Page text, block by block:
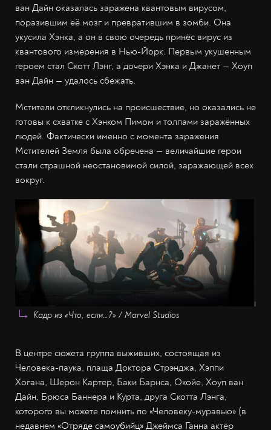
ван Дайн оказалась заражена квантовым вирусом,
поразившим её мозг и превратившим в зомби. Она
укусила Хэнка, а он в свою очередь принёс вирус из
квантового измерения в Нью-Йорк. Первым укушенным
героем стал Скотт Лэнг, а дочери Хэнка и Джанет — Хоуп
ван Дайн — удалось сбежать.
Мстители откликнулись на происшествие, но оказались не
готовы к схватке с Хэнком Пимом и толпами заражённых
людей. Фактически именно с момента заражения
Мстителей Земля была обречена — величайшие герои
стали страшной неостановимой силой, заражающей всех
вокруг.
Кадр из «Что, если…?» / Marvel Studios
В центре сюжета группа выживших, состоящая из
Человека-паука, плаща Доктора Стрэнджа, Хэппи
Хогана, Шерон Картер, Баки Барнса, Окойе, Хоуп ван
Дайн, Брюса Баннера и Курта, друга Скотта Лэнга,
которого вы можете помнить по «Человеку-муравью» (в
недавнем «Отряде самоубийц» Джеймса Ганна актёр